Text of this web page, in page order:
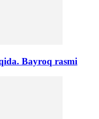
Bayroq rasmi